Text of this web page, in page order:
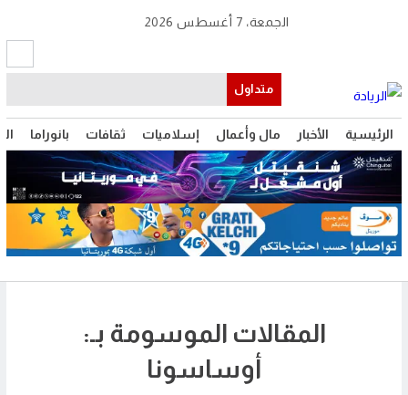
الرئيسية الأخبار مال وأعمال إسلاميات ثقافات بانوراما
الجمعة، 7 أغسطس 2026
متداول
المقالات الموسومة بـ:
أوساسونا